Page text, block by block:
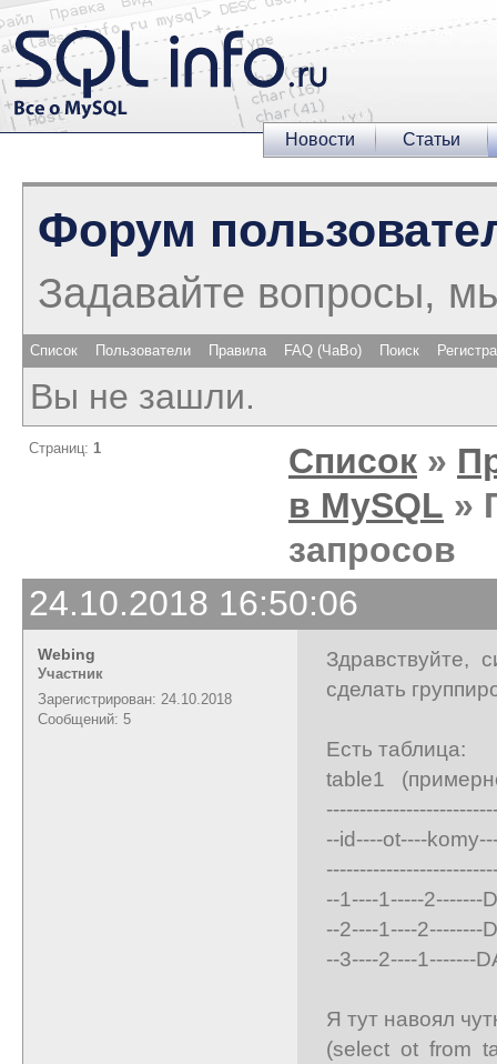
Новости Статьи
Форум
Задавайте вопросы,
Список Пользователи Правила FAQ (ЧаВо) Поиск
Вы не зашли.
Страниц: 1 Список »
в MySQL »
запросов
24.10.2018 16:50:06
Webing
Участник
Зарегистрирован: 24.10.2018
Сообщений: 5
Здравствуйте,
сделать
Есть таблица:
table1
--id----ot----
--1----1-----2-------
--2----1----2--------
--3----2----1-------
Я тут навоял
(select ot from